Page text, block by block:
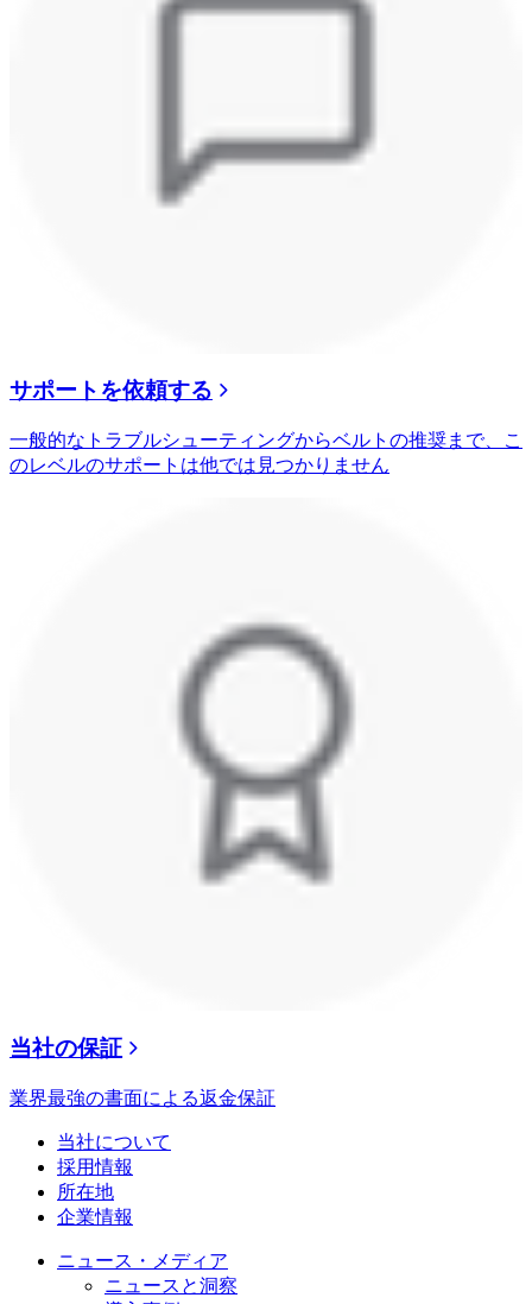
サポートを依頼する
一般的なトラブルシューティングからベルトの推奨まで、こ
のレベルのサポートは他では見つかりません
当社の保証
業界最強の書面による返金保証
当社について
採用情報
所在地
企業情報
ニュース・メディア
ニュースと洞察